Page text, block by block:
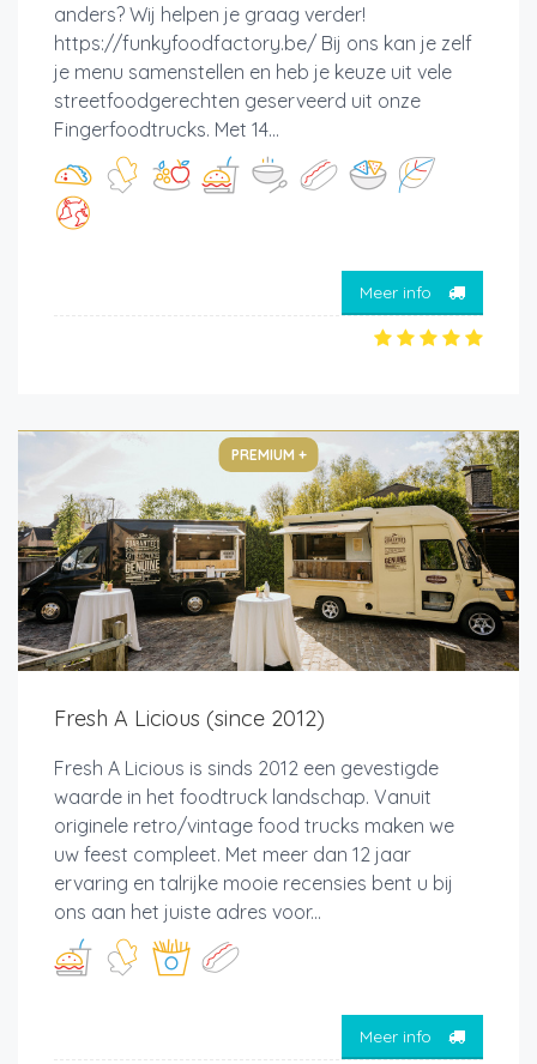
anders? Wij helpen je graag verder!
https://funkyfoodfactory.be/ Bij ons kan je zelf
je menu samenstellen en heb je keuze uit vele
streetfoodgerechten geserveerd uit onze
Fingerfoodtrucks. Met 14...
Meer info
PREMIUM +
Fresh A Licious (since 2012)
Fresh A Licious is sinds 2012 een gevestigde
waarde in het foodtruck landschap. Vanuit
originele retro/vintage food trucks maken we
uw feest compleet. Met meer dan 12 jaar
ervaring en talrijke mooie recensies bent u bij
ons aan het juiste adres voor...
Meer info